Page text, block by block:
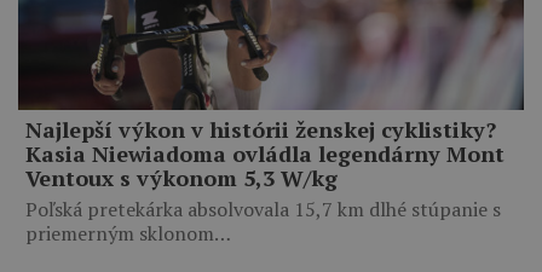
Najlepší výkon v histórii ženskej cyklistiky?
Kasia Niewiadoma ovládla legendárny Mont
Ventoux s výkonom 5,3 W/kg
Poľská pretekárka absolvovala 15,7 km dlhé stúpanie s
priemerným sklonom…